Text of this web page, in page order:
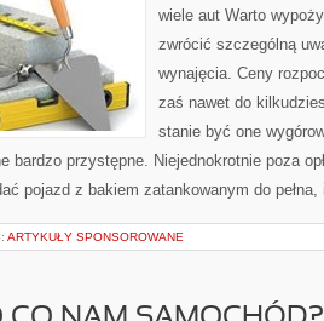
wiele aut Warto
zwrócić szczególną
wynajęcia. Ceny
zaś nawet do
stanie być one
bardzo przystępne. Niejednokrotnie poza
pojazd z bakiem zatankowanym do
ARTYKUŁY SPONSOROWANE